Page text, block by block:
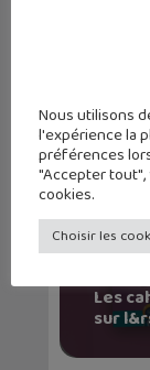
Les
sur
Nous utilisons
l'expérience la
préférences
"Accepter
cookies.
Choisir les